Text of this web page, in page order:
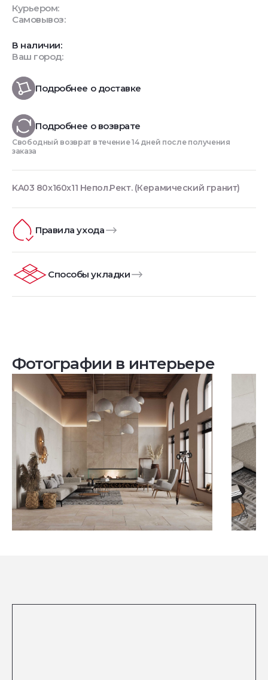
Курьером:
Самовывоз:
В наличии:
Ваш город:
Подробнее о доставке
Подробнее о возврате
Свободный возврат в течение 14 дней после получения
заказа
KA03 80x160x11 Непол.Рект. (Керамический гранит)
Правила ухода
Способы укладки
Фотографии в интерьере
Посмотреть все проекты